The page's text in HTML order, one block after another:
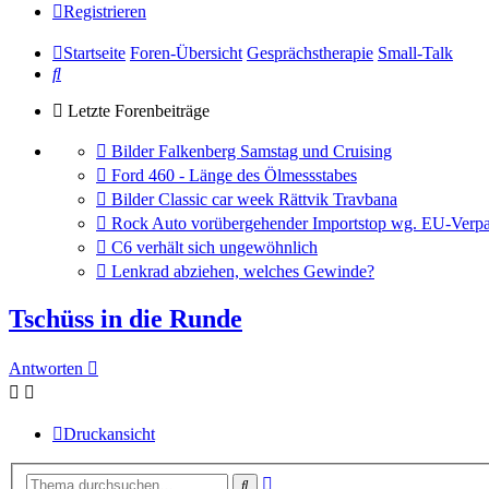
Registrieren
Startseite Foren-Übersicht Gesprächstherapie Small-Talk
Suche
Letzte Forenbeiträge
Gehe
zum
letzten
Beitrag
Bilder Falkenberg Samstag und Cruising
Gehe
zum
letzten
Beitrag
Ford 460 - Länge des Ölmessstabes
Gehe
zum
letzten
Beitrag
Bilder Classic car week Rättvik Travbana
Gehe
zum
letzten
Beitrag
Rock Auto vorübergehender Importstop wg. EU-
Gehe
zum
letzten
C6 verhält sich ungewöhnlich
Gehe
letzten
Beitrag
Lenkrad abziehen, welches Gewinde?
Tschüss in die Runde
Antworten
Druckansicht
Suche